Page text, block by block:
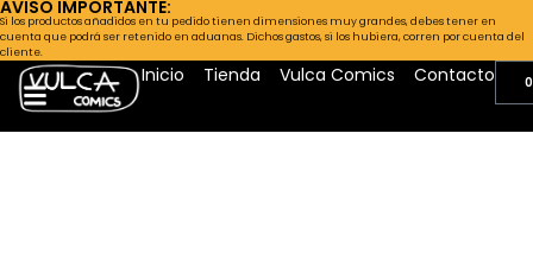
AVISO IMPORTANTE:
Si los productos añadidos en tu pedido tienen dimensiones muy grandes, debes tener en
cuenta que podrá ser retenido en aduanas. Dichos gastos, si los hubiera, corren por cuenta del
cliente.
Inicio Tienda Vulca Comics Contacto